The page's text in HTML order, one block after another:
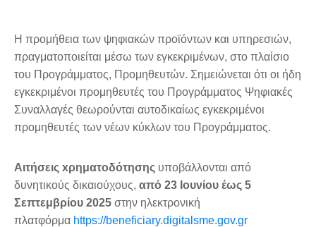
Η προμήθεια των ψηφιακών προϊόντων και υπηρεσιών,
πραγματοποιείται μέσω των εγκεκριμένων, στο πλαίσιο
του Προγράμματος, Προμηθευτών. Σημειώνεται ότι οι ήδη
εγκεκριμένοι προμηθευτές του Προγράμματος Ψηφιακές
Συναλλαγές θεωρούνται αυτοδικαίως εγκεκριμένοι
προμηθευτές των νέων κύκλων του Προγράμματος.
Αιτήσεις xρηματοδότησης υποβάλλονται από
δυνητικούς δικαιούχους, από 23 Ιουνίου έως 5
Σεπτεμβρίου 2025 στην ηλεκτρονική
πλατφόρμα https://beneficiary.digitalsme.gov.gr